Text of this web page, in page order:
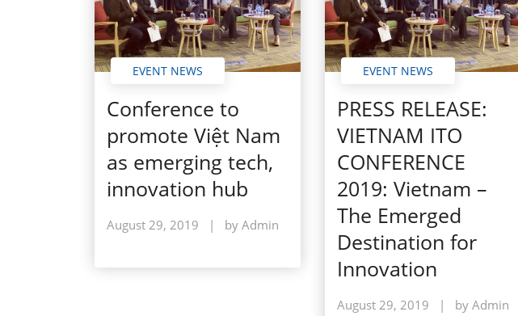
EVENT NEWS
Conference to
promote Việt Nam
as emerging tech,
innovation hub
August 29, 2019 | by Admin
EVENT NEWS
PRESS RELEASE:
VIETNAM ITO
CONFERENCE
2019: Vietnam –
The Emerged
Destination for
Innovation
August 29, 2019 | by Admin